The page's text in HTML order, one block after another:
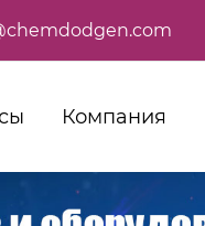
Компания